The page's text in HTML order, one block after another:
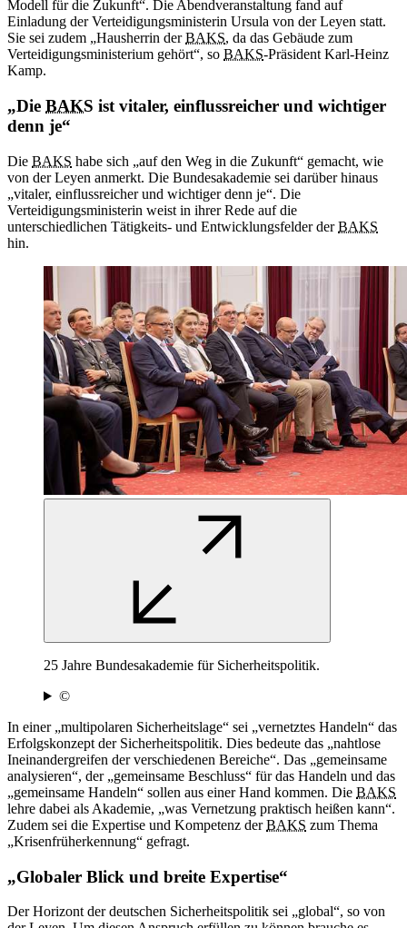
Modell für die Zukunft“. Die Abendveranstaltung fand auf
Einladung der Verteidigungsministerin Ursula von der Leyen statt.
Sie sei zudem „Hausherrin derBAKS, da das Gebäude zum
Verteidigungsministerium gehört“, so BAKS-Präsident Karl-Heinz
Kamp.
„Die BAKS ist vitaler, einflussreicher und wichtiger
denn je“
Die BAKS habe sich „auf den Weg in die Zukunft“ gemacht, wie
von der Leyen anmerkt. Die Bundesakademie sei darüber hinaus
„vitaler, einflussreicher und wichtiger denn je“. Die
Verteidigungsministerin weist in ihrer Rede auf die
unterschiedlichen Tätigkeits- und Entwicklungsfelder derBAKS
hin.
25 Jahre Bundesakademie für Sicherheitspolitik.
©
In einer „multipolaren Sicherheitslage“ sei „vernetztes Handeln“ das
Erfolgskonzept der Sicherheitspolitik. Dies bedeute das „nahtlose
Ineinandergreifen der verschiedenen Bereiche“. Das „gemeinsame
analysieren“, der „gemeinsame Beschluss“ für das Handeln und das
„gemeinsame Handeln“ sollen aus einer Hand kommen. Die BAKS
lehre dabei als Akademie, „was Vernetzung praktisch heißen kann“.
Zudem sei die Expertise und Kompetenz derBAKS zum Thema
„Krisenfrüherkennung“ gefragt.
„Globaler Blick und breite Expertise“
Der Horizont der deutschen Sicherheitspolitik sei „global“, so von